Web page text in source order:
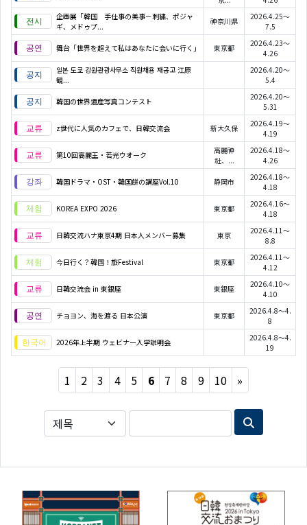
企画展「韓国 手仕事の美事－刺繍、ポジャ
ギ、メドゥプ...
神奈川県
2026.4.25～
7.5
舞台「世界を超えて私はあなたに会いに行く」 東京都
2026.4.23～
4.26
일본 도쿄 강원관광사무소 직원채용 재공고 江原
観...
2026.4.20～
5.4
韓国の世界遺産写真コンテスト
2026.4.20～
5.31
z世代に人気のカフェで、日韓交流会 新大久保
2026.4.19～
4.19
第10回高麗王・若光ウオーク
高麗神
社、...
2026.4.18～
4.26
韓国ドラマ・OST・韓国餅の講座Vol.10 静岡市
2026.4.18～
4.18
KOREA EXPO 2026 東京都
2026.4.16～
4.18
日韓交流ハナ東京4期 日本人メンバー募集 東京
2026.4.11～
8.8
今日行く？韓国！旅Festival 東京都
2026.4.11～
4.12
日韓交流会 in 東銀座 東銀座
2026.4.10～
4.10
チョヨン、海を渡る 日本公演 東京都
2026.4.8～4.
8
2026年上半期 ウェビナー入学説明会
2026.4.8～4.
19
1 2 3 4 5 6 7 8 9 10 »